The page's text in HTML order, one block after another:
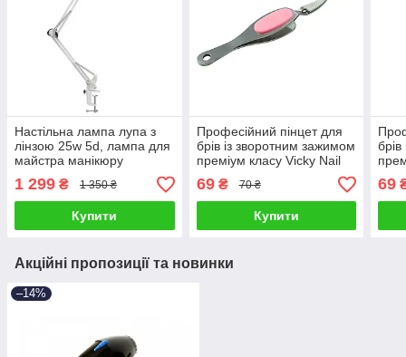
Настільна лампа лупа з
лінзою 25w 5d, лампа для
майстра манікюру
світлодіодна Led AF-34,
лампа на струбціні,
лампочка лампа лупа
1 299 ₴ 1 350 ₴
Купити
Професійний пінцет для
брів із зворотним зажимом
преміум класу Vicky Nail
FP-10 Рожева вставка
69₴ 70 ₴
Купити
FP-
69
Акційні пропозиції та новинки
–14%